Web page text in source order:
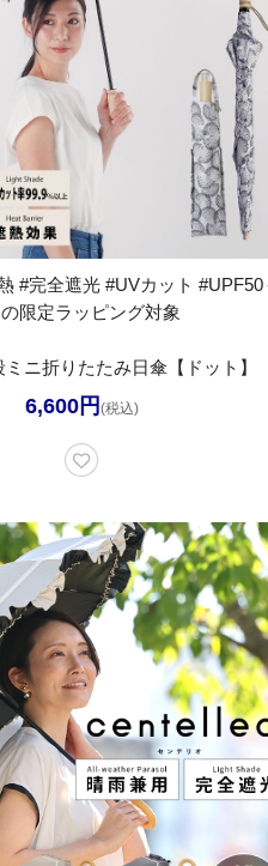
#完全遮光 #UVカット #UPF50
限定ラッピング対象
ニ折りたたみ日傘【ドット】
6,600円 (税込)